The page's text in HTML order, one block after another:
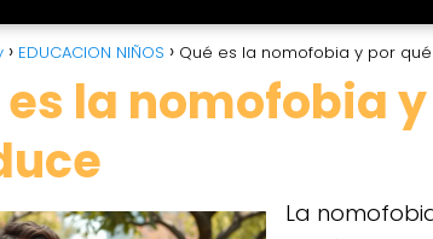
EDUCACION NIÑOS Qué es la nomofobia y por
es la nomofobia
La